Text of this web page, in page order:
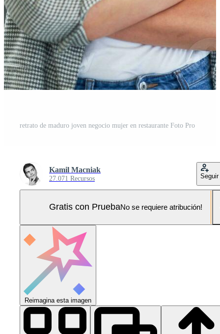
retrato de maduro joven negocio mujer en restaurante Foto Pro
Kamil Macniak
27.071 Recursos Seguir
Gratis con PruebaNo se requiere atribución!
Reimagina esta imagen